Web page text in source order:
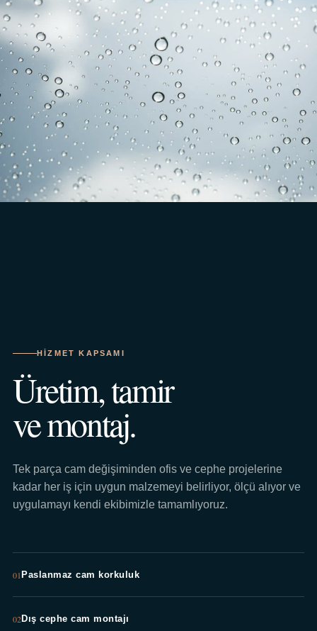
HIZMET KAPSAMI
Üretim, tamir
ve montaj.
Tek parça cam değişiminden ofis ve cephe projelerine
kadar her iş için uygun malzemeyi belirliyor, ölçü alıyor ve
uygulamayı kendi ekibimizle tamamlıyoruz.
01Paslanmaz cam korkuluk
02Dış cephe cam montajı